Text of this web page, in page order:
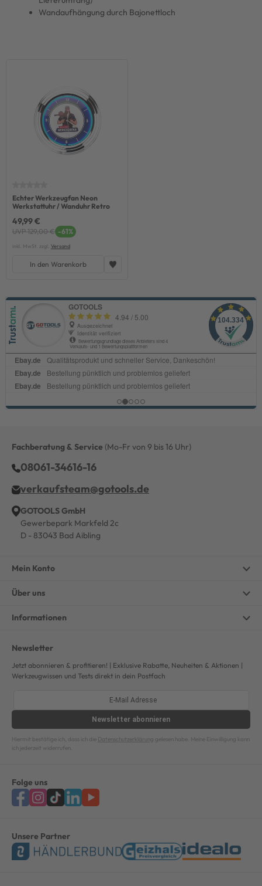
Wandaufhängung durch Bajonettloch
Echter Werkzeugfan Neon
Werkstattuhr / Wanduhr Retro
49,99 €
UVP 129,00 € -61%
inkl. MwSt. zzgl. Versand
In den Warenkorb
Fachberatung & Service (Mo-Fr von 9 bis 16 Uhr)
08061-34616-16
verkaufsteam@gotools.de
GOTOOLS GmbH
Gewerbepark Markfeld 2c
D - 83043 Bad Aibling
Mein Konto
Über uns
Informationen
Newsletter
Jetzt abonnieren & profitieren! | Exklusive Rabatte, Neuheiten & Aktionen |
Werkzeugwissen und Tests direkt in dein Postfach
Newsletter abonnieren
Hiermit bestätige ich, dass ich die Datenschutzerklärung gelesen habe. Meine Einwilligung kann
ich jederzeit widerrufen.
Folge uns
Unsere Partner